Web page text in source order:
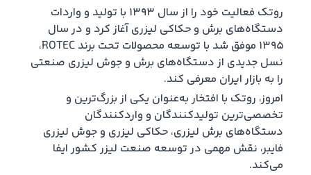
روتک فعالیت خود را از سال ۱۳۹۳ با تولید و واردات
دستگاه‌های برش و حکاکی لیزری آغاز کرد و در سال
۱۳۹۵ موفق شد با توسعه محصولات تحت برند ROTEC،
نسل جدیدی از دستگاه‌های برش و جوش لیزری صنعتی
را به بازار ایران معرفی کند.
امروز، روتک با افتخار به‌عنوان یکی از بزرگ‌ترین و
تخصصی‌ترین تولیدکنندگان و واردکنندگان
دستگاه‌های برش لیزری، حکاکی لیزری و جوش لیزری
فایبر، نقش مهمی در توسعه صنعت لیزر کشور ایفا
می‌کند.